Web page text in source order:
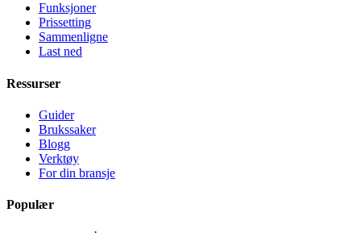
Funksjoner
Prissetting
Sammenligne
Last ned
Ressurser
Guider
Brukssaker
Blogg
Verktøy
For din bransje
Populær